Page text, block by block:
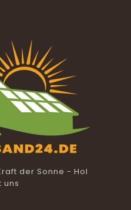
der Sonne - Hol
uns